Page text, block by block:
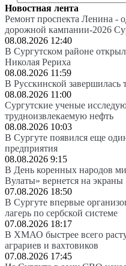
Новостная лента
Ремонт проспекта Ленина -
дорожной кампании-2026
08.08.2026 12:40
В Сургутском районе
Николая Рериха
08.08.2026 11:59
В Русскинской завершилась
08.08.2026 11:00
Сургутские ученые
трудноизвлекаемую нефть
08.08.2026 10:03
В Сургуте появился еще
предприятия
08.08.2026 9:15
В День коренных народов
Вулаты» вернется на экраны
07.08.2026 18:50
В Сургуте впервые
лагерь по сербской системе
07.08.2026 18:17
В ХМАО быстрее всего
аграриев и вахтовиков
07.08.2026 17:45